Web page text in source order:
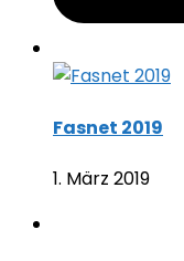
Fasnet 2019
1. März 2019